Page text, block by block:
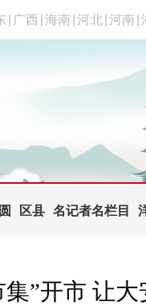
广西 海南 河北 河南
区县 名记者名栏目
”开市 让